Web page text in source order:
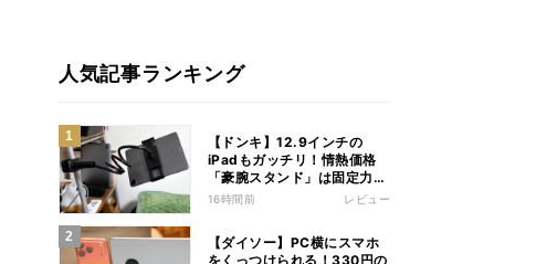
人気記事ランキング
【ドンキ】12.9インチの
iPadもガッチリ！情熱価格
「豪腕スタンド」は固定力が
頼もしい
16時間前 レビュー
【ダイソー】PC横にスマホ
をくっつけられる！330円の